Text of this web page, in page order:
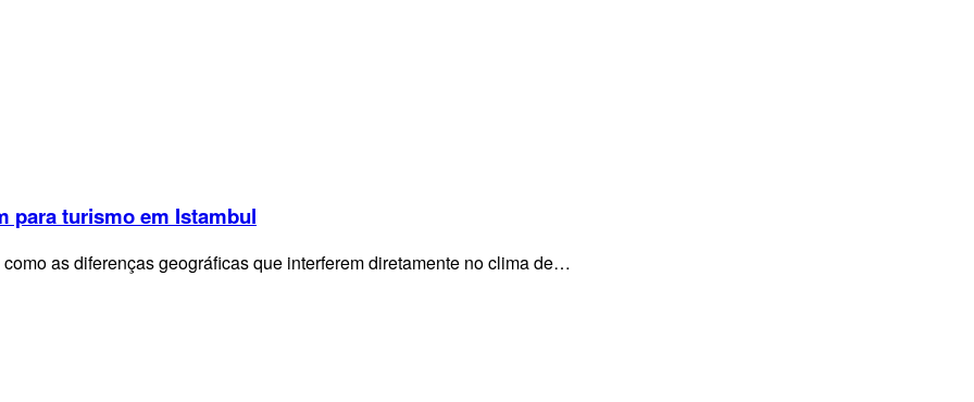
para turismo em Istambul
as diferenças geográficas que interferem diretamente no clima de…